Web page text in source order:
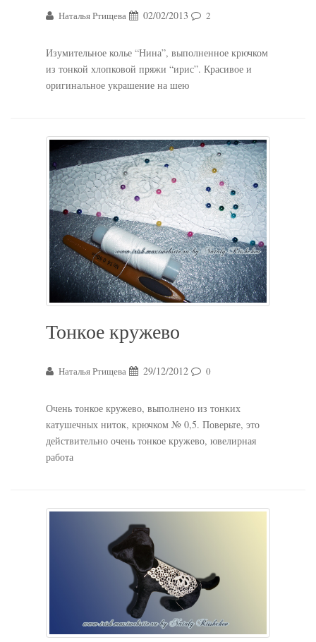
Наталья Ртищева 02/02/2013 2
Изумительное колье “Нина”, выполненное крючком
из тонкой хлопковой пряжи “ирис”. Красивое и
оригинальное украшение на шею
Тонкое кружево
Наталья Ртищева 29/12/2012 0
Очень тонкое кружево, выполнено из тонких
катушечных ниток, крючком № 0,5. Поверьте, это
действительно очень тонкое кружево, ювелирная
работа